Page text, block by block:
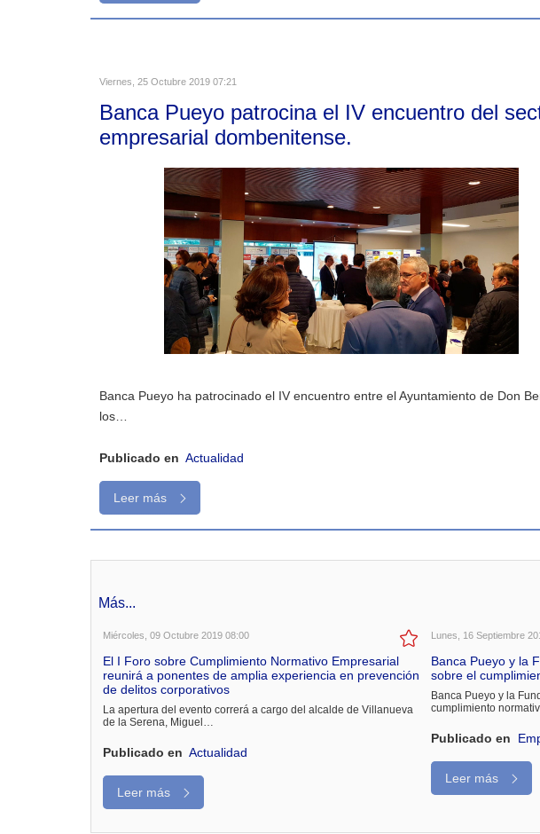
Viernes, 25 Octubre 2019 07:21
Banca Pueyo patrocina el IV encuentro del
empresarial dombenitense.
Banca Pueyo ha patrocinado el IV encuentro entre el Ayuntamiento de Don
los…
Publicado en Actualidad
Leer más
Más...
Miércoles, 09 Octubre 2019 08:00
El I Foro sobre Cumplimiento Normativo Empresarial
reunirá a ponentes de amplia experiencia en prevención
de delitos corporativos
La apertura del evento correrá a cargo del alcalde de Villanueva
de la Serena, Miguel…
Publicado en Actualidad
Leer más
Lunes, 16 Septiembre
Banca Pueyo y la
sobre el
Banca Pueyo y la
cumplimiento
Publicado en
Leer más